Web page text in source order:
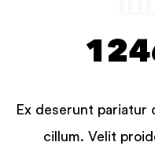
Ex deserunt pariatur
cillum. Velit